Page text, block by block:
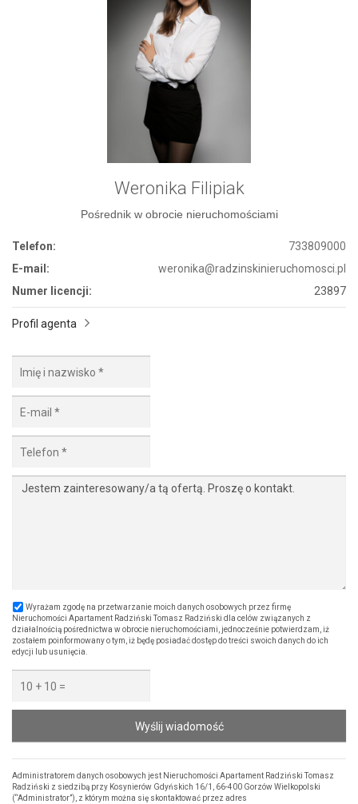
Weronika Filipiak
Pośrednik w obrocie nieruchomościami
Telefon:
733809000
E-mail:
weronika@radzinskinieruchomosci.pl
Numer licencji:
23897
Profil agenta
Wyrażam zgodę na przetwarzanie moich danych osobowych przez firmę
Nieruchomości Apartament Radziński Tomasz Radziński dla celów związanych z
działalnością pośrednictwa w obrocie nieruchomościami, jednocześnie potwierdzam, iż
zostałem poinformowany o tym, iż będę posiadać dostęp do treści swoich danych do ich
edycji lub usunięcia.
Wyślij wiadomość
Administratorem danych osobowych jest Nieruchomości Apartament Radziński Tomasz
Radziński z siedzibą przy Kosynierów Gdyńskich 16/1, 66-400 Gorzów Wielkopolski
(“Administrator”), z którym można się skontaktować przez adres